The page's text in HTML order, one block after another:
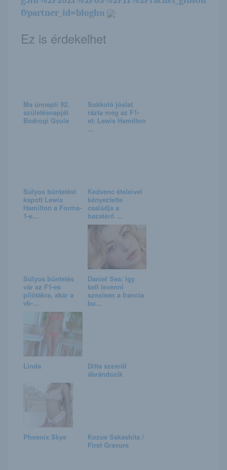
&partner_id=bloghu
Ez is érdekelhet
Ma ünnepli 92.
születésnapját
Bodrogi Gyula
Sokkoló jóslat
rázta meg az F1-
et: Lewis Hamilton
...
Súlyos büntetést
kapott Lewis
Hamilton a Forma-
1-e...
Kedvenc ételeivel
kényeztette
családja a
hazatérő ...
Súlyos büntetés
vár az F1-es
pilótákra, akár a
vb-...
Daniel Sea: Igy
kell levenni
szexisen a francia
bu...
Linda
Ditta szexről
ábrándozik
Phoenix Skye
Kozue Sakashita /
First Gravure